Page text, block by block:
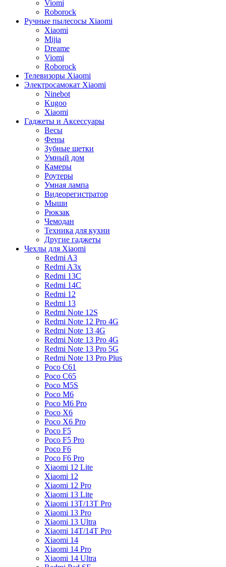
Viomi
Roborock
Ручные пылесосы Xiaomi
Xiaomi
Mijia
Dreame
Viomi
Roborock
Телевизоры Xiaomi
Электросамокат Xiaomi
Ninebot
Kugoo
Xiaomi
Гаджеты и Аксессуары
Весы
Фены
Зубные щетки
Умный дом
Камеры
Роутеры
Умная лампа
Видеорегистратор
Мыши
Рюкзак
Чемодан
Техника для кухни
Другие гаджеты
Чехлы для Xiaomi
Redmi A3
Redmi A3x
Redmi 13C
Redmi 14C
Redmi 12
Redmi 13
Redmi Note 12S
Redmi Note 12 Pro 4G
Redmi Note 13 4G
Redmi Note 13 Pro 4G
Redmi Note 13 Pro 5G
Redmi Note 13 Pro Plus
Poco C61
Poco C65
Poco M5S
Poco M6
Poco M6 Pro
Poco X6
Poco X6 Pro
Poco F5
Poco F5 Pro
Poco F6
Poco F6 Pro
Xiaomi 12 Lite
Xiaomi 12
Xiaomi 12 Pro
Xiaomi 13 Lite
Xiaomi 13T/13T Pro
Xiaomi 13 Pro
Xiaomi 13 Ultra
Xiaomi 14T/14T Pro
Xiaomi 14
Xiaomi 14 Pro
Xiaomi 14 Ultra